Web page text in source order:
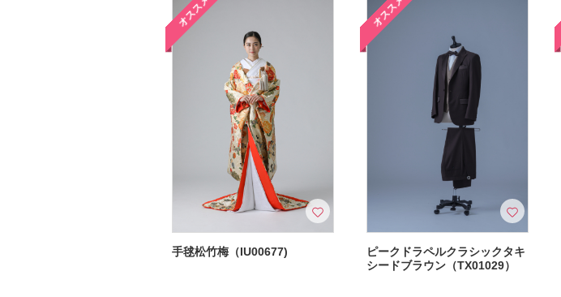
オススメ
手毬松竹梅（IU00677)
オススメ
ピークドラペルクラシックタキ
シードブラウン（TX01029）